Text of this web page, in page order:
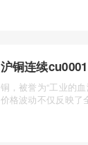
铜，被誉为“工业的
价格波动不仅反映了